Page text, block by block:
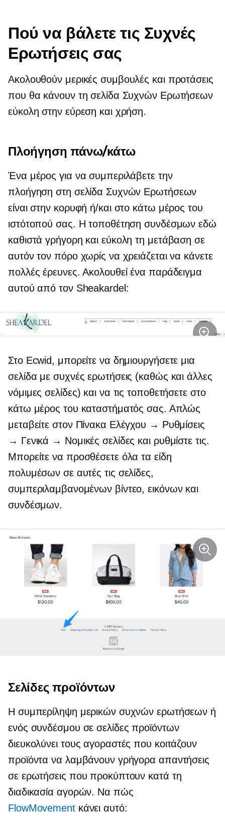
Πού να βάλετε τις Συχνές
Ερωτήσεις σας
Ακολουθούν μερικές συμβουλές και προτάσεις
που θα κάνουν τη σελίδα Συχνών Ερωτήσεων
εύκολη στην εύρεση και χρήση.
Πλοήγηση πάνω/κάτω
Ένα μέρος για να συμπεριλάβετε την
πλοήγηση στη σελίδα Συχνών Ερωτήσεων
είναι στην κορυφή ή/και στο κάτω μέρος του
ιστότοπού σας. Η τοποθέτηση συνδέσμων εδώ
καθιστά γρήγορη και εύκολη τη μετάβαση σε
αυτόν τον πόρο χωρίς να χρειάζεται να κάνετε
πολλές έρευνες. Ακολουθεί ένα παράδειγμα
αυτού από τον Sheakardel:
Στο Ecwid, μπορείτε να δημιουργήσετε μια
σελίδα με συχνές ερωτήσεις (καθώς και άλλες
νόμιμες σελίδες) και να τις τοποθετήσετε στο
κάτω μέρος του καταστήματός σας. Απλώς
μεταβείτε στον Πίνακα Ελέγχου → Ρυθμίσεις
→ Γενικά → Νομικές σελίδες και ρυθμίστε τις.
Μπορείτε να προσθέσετε όλα τα είδη
πολυμέσων σε αυτές τις σελίδες,
συμπεριλαμβανομένων βίντεο, εικόνων και
συνδέσμων.
Σελίδες προϊόντων
Η συμπερίληψη μερικών συχνών ερωτήσεων ή
ενός συνδέσμου σε σελίδες προϊόντων
διευκολύνει τους αγοραστές που κοιτάζουν
προϊόντα να λαμβάνουν γρήγορα απαντήσεις
σε ερωτήσεις που προκύπτουν κατά τη
διαδικασία αγορών. Να πώς
FlowMovementκάνει αυτό: